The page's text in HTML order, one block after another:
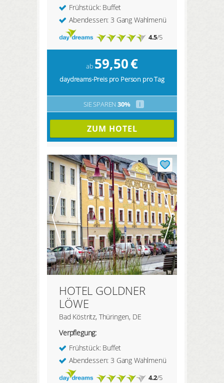
Frühstück: Buffet
Abendessen: 3 Gang Wahlmenü
4.5/5
ab 59,50€
daydreams-Preis pro Person pro Tag
SIE SPAREN 30% i
ZUM HOTEL
HOTEL GOLDNER
LÖWE
Bad Köstritz, Thüringen, DE
Verpflegung:
Frühstück: Buffet
Abendessen: 3 Gang Wahlmenü
4.2/5